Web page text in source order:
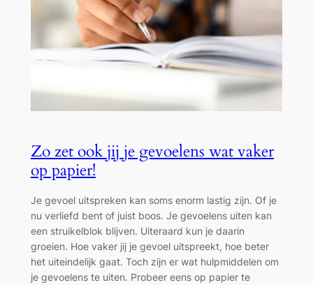
Zo zet ook jij je gevoelens wat vaker
op papier!
Je gevoel uitspreken kan soms enorm lastig zijn. Of je
nu verliefd bent of juist boos. Je gevoelens uiten kan
een struikelblok blijven. Uiteraard kun je daarin
groeien. Hoe vaker jij je gevoel uitspreekt, hoe beter
het uiteindelijk gaat. Toch zijn er wat hulpmiddelen om
je gevoelens te uiten. Probeer eens op papier te